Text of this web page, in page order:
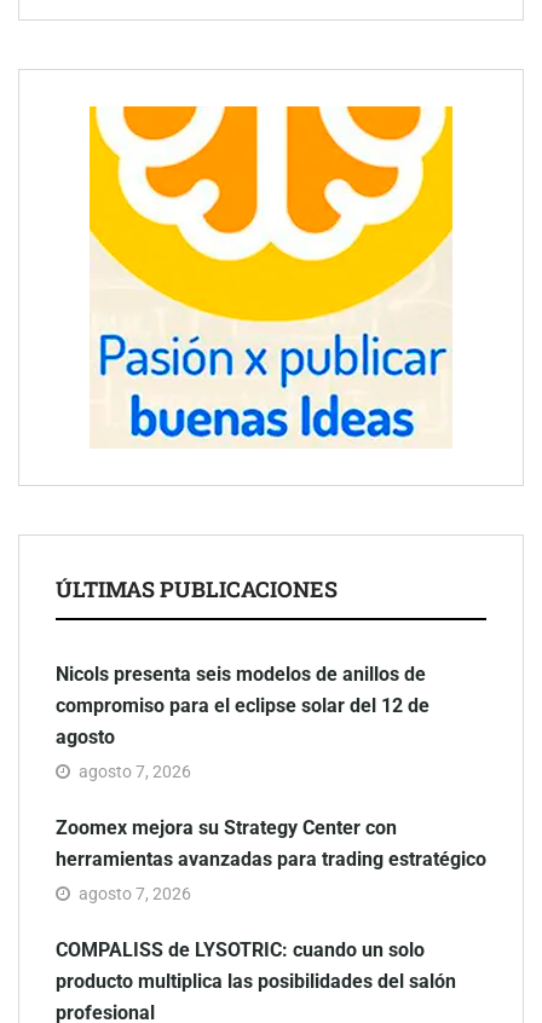
ÚLTIMAS PUBLICACIONES
Nicols presenta seis modelos de anillos de
compromiso para el eclipse solar del 12 de
agosto
agosto 7, 2026
Zoomex mejora su Strategy Center con
herramientas avanzadas para trading estratégico
agosto 7, 2026
COMPALISS de LYSOTRIC: cuando un solo
producto multiplica las posibilidades del salón
profesional